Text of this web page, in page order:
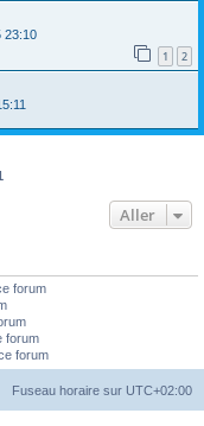
23:10
1 2
Aller
forum
forum
forum
Fuseau horaire sur UTC+02:00